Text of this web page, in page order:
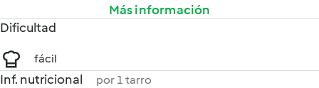
Más información
Dificultad
fácil
Inf. nutricional por 1 tarro